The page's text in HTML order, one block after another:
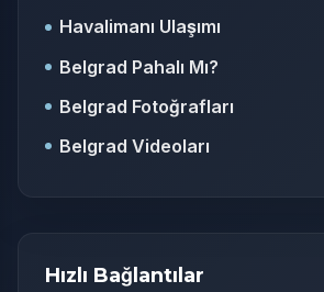
Havalimanı Ulaşımı
Belgrad Pahalı Mı?
Belgrad Fotoğrafları
Belgrad Videoları
Hızlı Bağlantılar